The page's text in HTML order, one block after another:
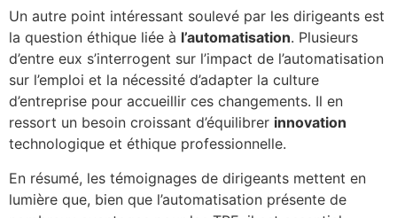
Un autre point intéressant soulevé par les dirigeants est
la question éthique liée à l’automatisation. Plusieurs
d’entre eux s’interrogent sur l’impact de l’automatisation
sur l’emploi et la nécessité d’adapter la culture
d’entreprise pour accueillir ces changements. Il en
ressort un besoin croissant d’équilibrer innovation
technologique et éthique professionnelle.
En résumé, les témoignages de dirigeants mettent en
lumière que, bien que l’automatisation présente de